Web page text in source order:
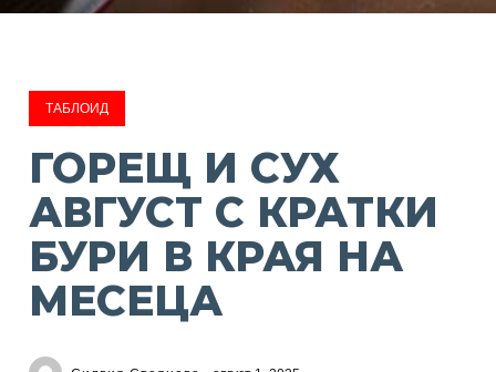
ТАБЛОИД
ГОРЕЩ И СУХ
АВГУСТ С КРАТКИ
БУРИ В КРАЯ НА
МЕСЕЦА